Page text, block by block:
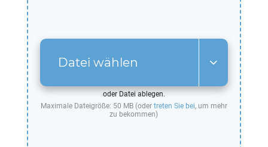
Datei wählen
oder Datei ablegen.
Maximale Dateigröße: 50 MB (oder treten Sie bei, um mehr
zu bekommen)